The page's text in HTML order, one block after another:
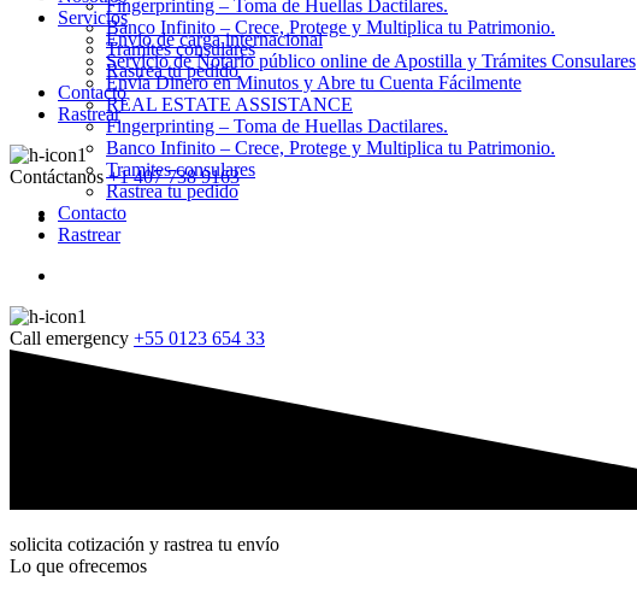
Fingerprinting – Toma de Huellas Dactilares.
Banco Infinito – Crece, Protege y Multiplica tu Patrimonio.
Tramites consulares
Rastrea tu pedido
Contacto
Rastrear
Contáctanos +1 407 738 9163
Servicios
Envio de carga internacional
Servicio de Notario público online de Apostilla y Trámites Consulares
Envía Dinero en Minutos y Abre tu Cuenta Fácilmente
REAL ESTATE ASSISTANCE
Fingerprinting – Toma de Huellas Dactilares.
Banco Infinito – Crece, Protege y Multiplica tu Patrimonio.
Tramites consulares
Rastrea tu pedido
Contacto
Rastrear
Call emergency +55 0123 654 33
solicita cotización y rastrea tu envío
Lo que ofrecemos